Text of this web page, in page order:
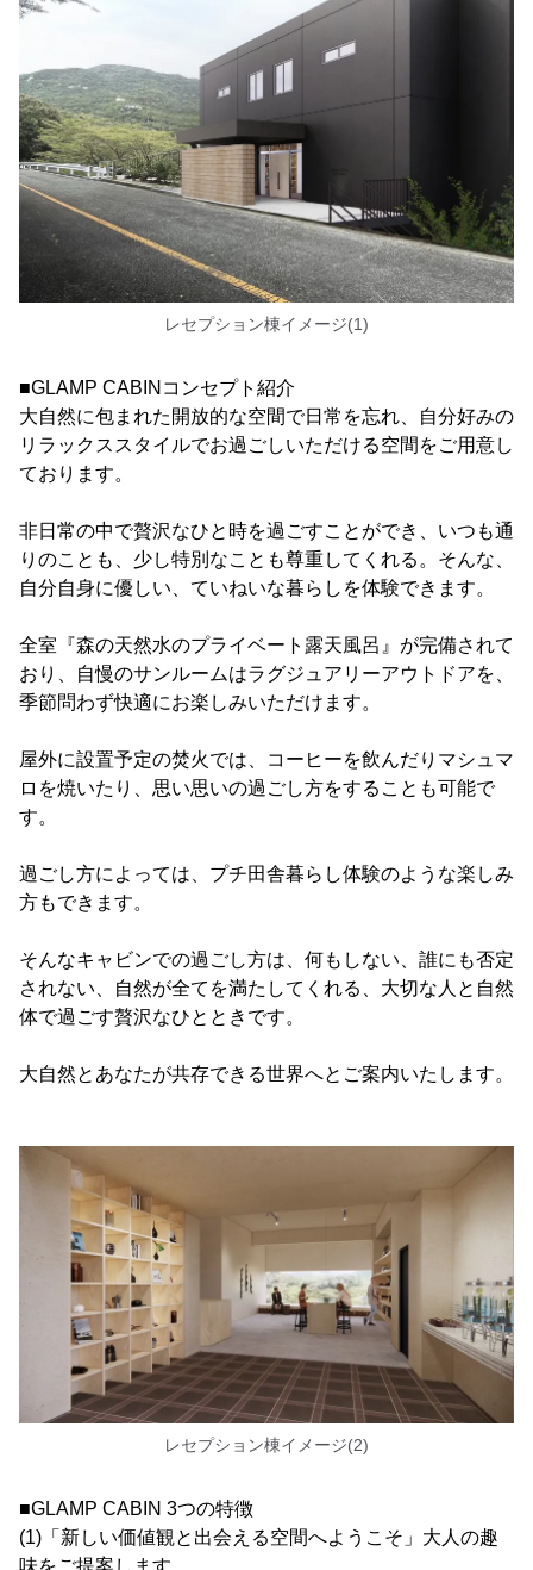
レセプション棟イメージ(1)
■GLAMP CABINコンセプト紹介
大自然に包まれた開放的な空間で日常を忘れ、自分好みの
リラックススタイルでお過ごしいただける空間をご用意し
ております。
非日常の中で贅沢なひと時を過ごすことができ、いつも通
りのことも、少し特別なことも尊重してくれる。そんな、
自分自身に優しい、ていねいな暮らしを体験できます。
全室『森の天然水のプライベート露天風呂』が完備されて
おり、自慢のサンルームはラグジュアリーアウトドアを、
季節問わず快適にお楽しみいただけます。
屋外に設置予定の焚火では、コーヒーを飲んだりマシュマ
ロを焼いたり、思い思いの過ごし方をすることも可能で
す。
過ごし方によっては、プチ田舎暮らし体験のような楽しみ
方もできます。
そんなキャビンでの過ごし方は、何もしない、誰にも否定
されない、自然が全てを満たしてくれる、大切な人と自然
体で過ごす贅沢なひとときです。
大自然とあなたが共存できる世界へとご案内いたします。
レセプション棟イメージ(2)
■GLAMP CABIN 3つの特徴
(1)「新しい価値観と出会える空間へようこそ」大人の趣